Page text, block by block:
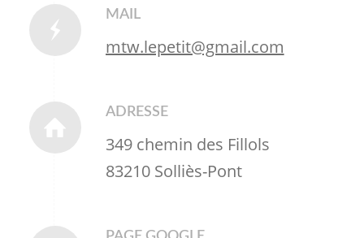
MAIL
mtw.lepetit@gmail.com
ADRESSE
349 chemin des Fillols
83210 Solliès-Pont